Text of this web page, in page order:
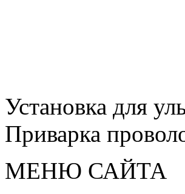
Установка для
Приварка
МЕНЮ САЙТА